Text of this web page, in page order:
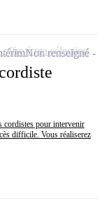
cordistes pour intervenir
difficile. Vous réaliserez
Non renseigné
à ma sélection